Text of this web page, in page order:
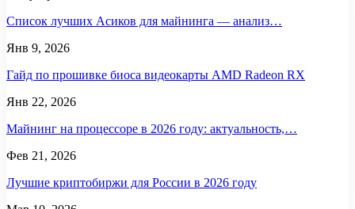
Список лучших Асиков для майнинга — анализ…
Янв 9, 2026
Гайд по прошивке биоса видеокарты AMD Radeon RX
Янв 22, 2026
Майнинг на процессоре в 2026 году: актуальность,…
Фев 21, 2026
Лучшие криптобиржи для России в 2026 году